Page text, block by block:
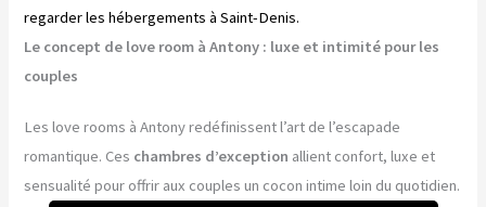
regarder les hébergements à Saint-Denis.
Le concept de love room à Antony : luxe et intimité pour les
couples
Les love rooms à Antony redéfinissent l’art de l’escapade
romantique. Ces chambres d’exception allient confort, luxe et
sensualité pour offrir aux couples un cocon intime loin du quotidien.